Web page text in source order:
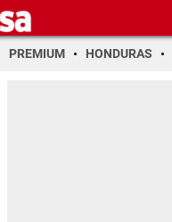
PREMIUM HONDURAS